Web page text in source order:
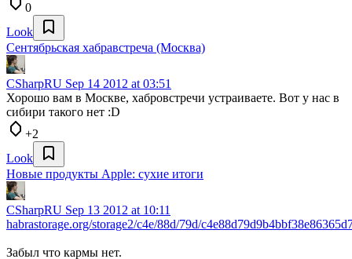
0
Look
Сентябрьская хабравстреча (Москва)
CSharpRU Sep 14 2012 at 03:51
Хорошо вам в Москве, хабровстречи устраиваете. Вот у нас в
сибири такого нет :D
+2
Look
Новые продукты Apple: сухие итоги
CSharpRU Sep 13 2012 at 10:11
habrastorage.org/storage2/c4e/88d/79d/
Забыл что кармы нет.